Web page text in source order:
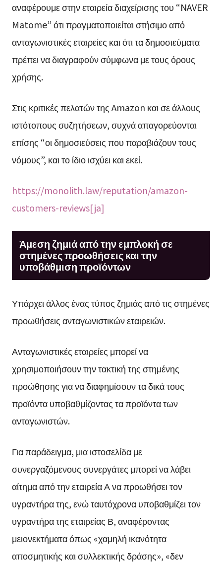
αναφέρουμε στην εταιρεία διαχείρισης του “NAVER
Matome” ότι πραγματοποιείται στήσιμο από
ανταγωνιστικές εταιρείες και ότι τα δημοσιεύματα
πρέπει να διαγραφούν σύμφωνα με τους όρους
χρήσης.
Στις κριτικές πελατών της Amazon και σε άλλους
ιστότοπους συζητήσεων, συχνά απαγορεύονται
επίσης “οι δημοσιεύσεις που παραβιάζουν τους
νόμους”, και το ίδιο ισχύει και εκεί.
https://monolith.law/reputation/amazon-
customers-reviews[ja]
Άμεση ζημιά από την εμπλοκή σε
στημένες προωθήσεις και την
υποβάθμιση προϊόντων
Υπάρχει άλλος ένας τύπος ζημιάς από τις στημένες
προωθήσεις ανταγωνιστικών εταιρειών.
Ανταγωνιστικές εταιρείες μπορεί να
χρησιμοποιήσουν την τακτική της στημένης
προώθησης για να διαφημίσουν τα δικά τους
προϊόντα υποβαθμίζοντας τα προϊόντα των
ανταγωνιστών.
Για παράδειγμα, μια ιστοσελίδα με
συνεργαζόμενους συνεργάτες μπορεί να λάβει
αίτημα από την εταιρεία Α να προωθήσει τον
υγραντήρα της, ενώ ταυτόχρονα υποβαθμίζει τον
υγραντήρα της εταιρείας Β, αναφέροντας
μειονεκτήματα όπως «χαμηλή ικανότητα
αποσμητικής και συλλεκτικής δράσης», «δεν